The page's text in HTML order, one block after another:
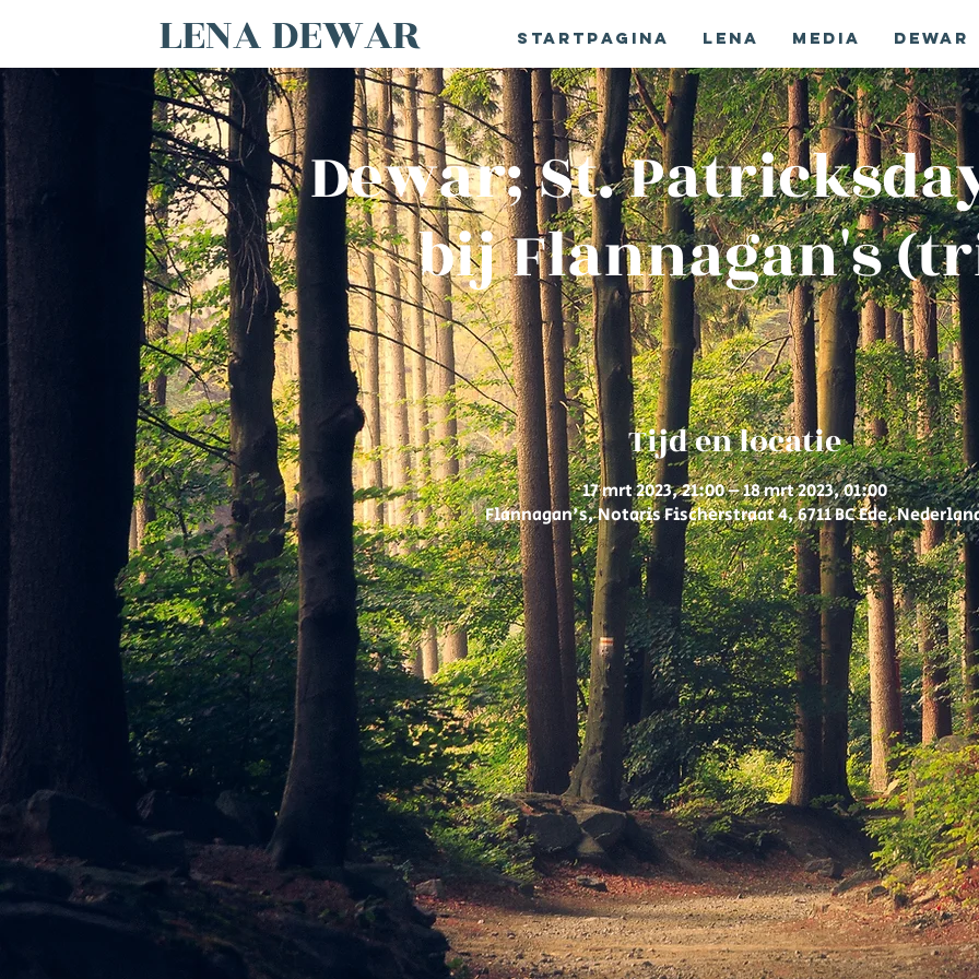
LENA DEWAR Startpagina Lena Media Dewar
Dewar; St.
bij Flannagan's
Tijd en locatie
17 mrt 2023, 21:00 – 18 mrt 2023, 01:00
Flannagan's, Notaris Fischerstraat 4, 6711 BC Ede,